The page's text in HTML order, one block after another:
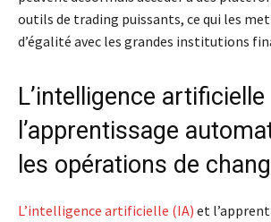
outils de trading puissants, ce qui les met
d’égalité avec les grandes institutions
L’intelligence artificielle
l’apprentissage
les opérations de
L’intelligence artificielle (IA) et